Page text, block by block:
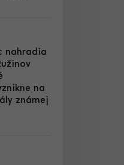
nahradia
na
známej